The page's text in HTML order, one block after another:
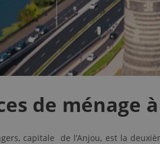
de ménage
capitale de l’Anjou, est la